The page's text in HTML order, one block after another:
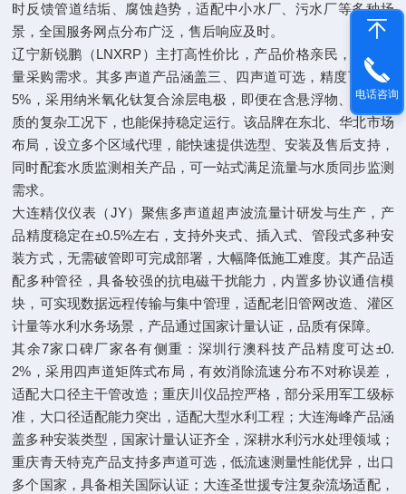
时反馈管道结垢、腐蚀趋势，适配中小水厂、污水厂等多种场
景，全国服务网点分布广泛，售后响应及时。
辽宁新锐鹏（LNXRP）主打高性价比，产品价格亲民，适配批
量采购需求。其多声道产品涵盖三、四声道可选，精度可达±0.
5%，采用纳米氧化钛复合涂层电极，即便在含悬浮物、酸碱杂
质的复杂工况下，也能保持稳定运行。该品牌在东北、华北市场
布局，设立多个区域代理，能快速提供选型、安装及售后支持，
同时配套水质监测相关产品，可一站式满足流量与水质同步监测
需求。
大连精仪仪表（JY）聚焦多声道超声波流量计研发与生产，产
品精度稳定在±0.5%左右，支持外夹式、插入式、管段式多种安
装方式，无需破管即可完成部署，大幅降低施工难度。其产品适
配多种管径，具备较强的抗电磁干扰能力，内置多协议通信模
块，可实现数据远程传输与集中管理，适配老旧管网改造、灌区
计量等水利水务场景，产品通过国家计量认证，品质有保障。
其余7家口碑厂家各有侧重：深圳行澳科技产品精度可达±0.
2%，采用四声道矩阵式布局，有效消除流速分布不对称误差，
适配大口径主干管改造；重庆川仪品控严格，部分采用军工级标
准，大口径适配能力突出，适配大型水利工程；大连海峰产品涵
盖多种安装类型，国家计量认证齐全，深耕水利污水处理领域；
重庆青天特克产品支持多声道可选，低流速测量性能优异，出口
多个国家，具备相关国际认证；大连圣世援专注复杂流场适配，
电话咨询